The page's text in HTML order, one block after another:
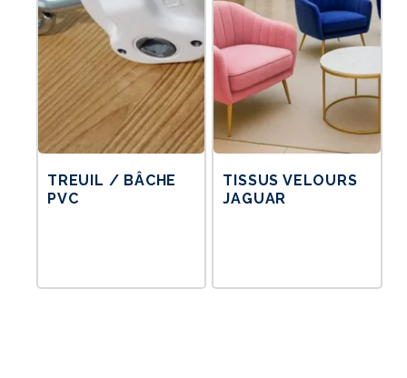
TREUIL / BÂCHE
PVC
TISSUS VELOURS
JAGUAR